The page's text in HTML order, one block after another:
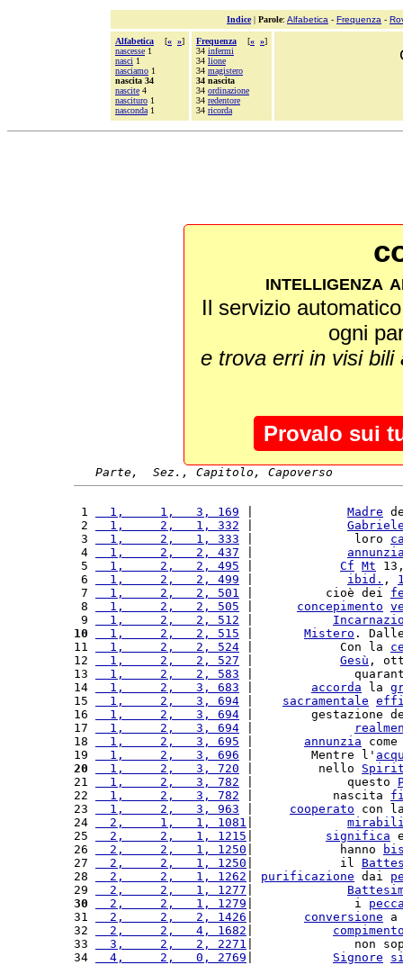
Indice| Parole: Alfabetica - Frequenza -
Alfabetica [« »]
nascesse 1
nasci 1
nasciamo 1
nascita 34
nascite 4
nascituro 1
nasconda 1
Frequenza [« »]
34 infermi
34 lione
34 magistero
34 nascita
34 ordinazione
34 redentore
34 ricorda
intelligenza
Il servizio
ogni
e trova erri in visi
Provalo sui
Parte,  Sez., Capitolo, Capoverso
1
  1,     1,   3, 169
Madre
2
  1,     2,   1, 332
3
  1,     2,   1, 333
|              loro
4
  1,     2,   2, 437
5
  1,     2,   2, 495
Cf Mt
6
  1,     2,   2, 499
ibid. ,
7
  1,     2,   2, 501
|          cioè dei
8
  1,     2,   2, 505
concepimento
9
  1,     2,   2, 512
10
  1,     2,   2, 515
Mistero .
11
  1,     2,   2, 524
|            Con la
12
  1,     2,   2, 527
Gesù ,
13
  1,     2,   2, 583
|
14
  1,     2,   3, 683
accorda la
15
  1,     2,   3, 694
sacramentale
16
  1,     2,   3, 694
|        gestazione
17
  1,     2,   3, 694
18
  1,     2,   3, 695
annunzia
19
  1,     2,   3, 696
|        Mentre l'
20
  1,     2,   3, 720
|         nello
21
  1,     2,   3, 782
|             questo
22
  1,     2,   3, 782
|           nascita
23
  1,     2,   3, 963
cooperato con
24
  2,     1,   1, 1081
25
  2,     2,   1, 1215
significa
26
  2,     2,   1, 1250
|            hanno
27
  2,     2,   1, 1250
|            il
28
  2,     2,   1, 1262
purificazione dai
29
  2,     2,   1, 1277
30
  2,     2,   1, 1279
|              i
31
  2,     2,   2, 1426
conversione
32
  2,     2,   4, 1682
33
  3,     2,   2, 2271
|              non
34
  4,     2,   0, 2769
Signore